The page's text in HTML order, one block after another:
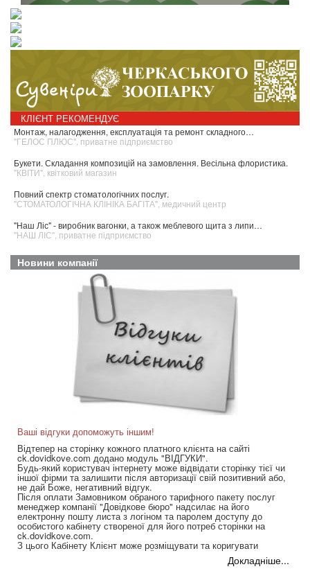
КЛІЄНТ РЕКОМЕНДУЄ
Монтаж, налагодження, експлуатація та ремонт складного…
"ГЕЛОС ПЛЮС", приватне підприємство
Букети. Складання композицій на замовлення. Весільна флористика.
"КВІТИ", квітковий магазин
Повний спектр стоматологічних послуг.
"СТОМАТОЛОГІЧНА КЛІНІКА БАГІТА", медичний центр
"Наш Ліс" - виробник вагонки, а також меблевого щита з липи…
"НАШ ЛІС", приватне підприємство
Новини компанії
Ваші відгуки допоможуть іншим!
Відтепер на сторінку кожного платного клієнта на сайті
ck.dovidkove.com додано модуль "ВІДГУКИ".
Будь-який користувач інтернету може відвідати сторінку тієї чи
іншої фірми та залишити після авторизації свій позитивний або,
не дай Боже, негативний відгук.
Після оплати Замовником обраного тарифного пакету послуг
менеджер компанії "Довідкове бюро" надсилає на його
електронну пошту листа з логіном та паролем доступу до
особистого кабінету створеної для його потреб сторінки на
ck.dovidkove.com.
З цього Кабінету Клієнт може розміщувати та коригувати
інформацію у вкладці ВАКАНСІЇ та у модулі ВІДГУКИ на своїй
Докладніше...